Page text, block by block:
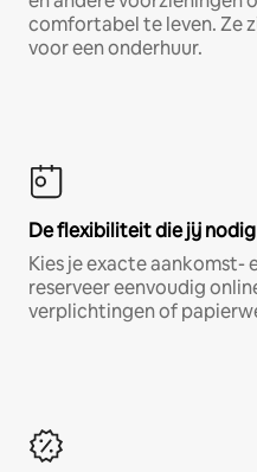
comfortabel te leven. Ze
voor een onderhuur.
De flexibiliteit die jij
Kies je exacte aankomst-
reserveer eenvoudig
verplichtingen of